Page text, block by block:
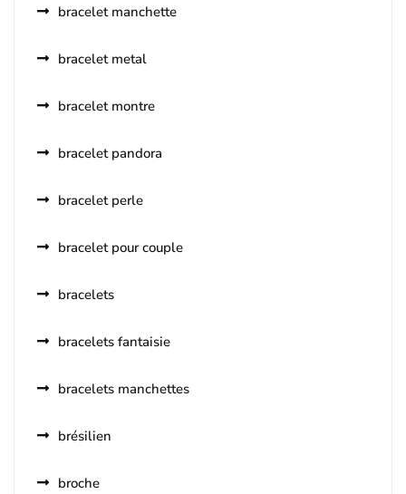
bracelet manchette
bracelet metal
bracelet montre
bracelet pandora
bracelet perle
bracelet pour couple
bracelets
bracelets fantaisie
bracelets manchettes
brésilien
broche